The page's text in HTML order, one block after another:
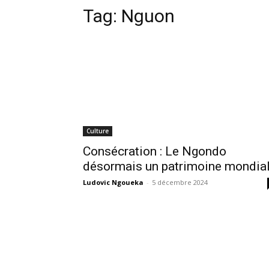
Tag: Nguon
Culture
Consécration : Le Ngondo
désormais un patrimoine
Ludovic Ngoueka - 5 décembre 2024